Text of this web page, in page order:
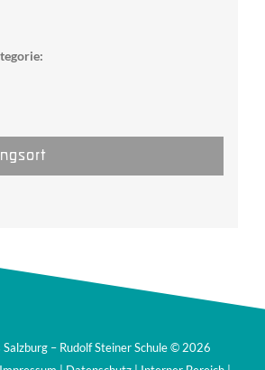
– Rudolf Steiner Schule ©2026